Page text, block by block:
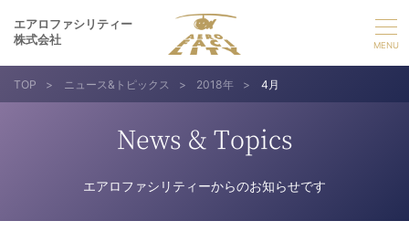
エアロファシリティー
株式会社
選ばれる理由
TOP > ニュース&トピックス > 2018年 > 4月
News & Topics
エアロファシリティーからのお知らせです